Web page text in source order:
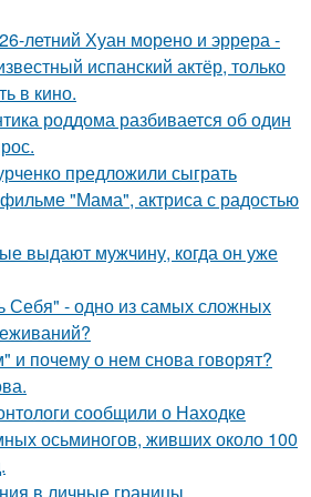
летний Хуан морено и эррера -
испанский актёр, только
в кино.
роддома разбивается об один
предложили сыграть
"Мама", актриса с радостью
выдают мужчину, когда он уже
Себя" - одно из самых сложных
и почему о нем снова говорят?
сообщили о Находке
осьминогов, живших около 100